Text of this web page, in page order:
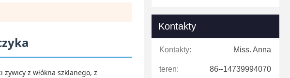
z włókna szklanego, z
Kontakty
Kontakty: Miss. Anna
teren: 86--14739994070